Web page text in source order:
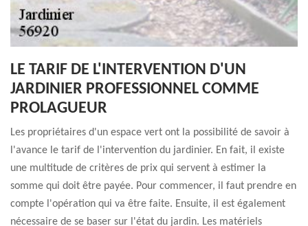
LE TARIF DE L'INTERVENTION D'UN
JARDINIER PROFESSIONNEL COMME
PROLAGUEUR
Les propriétaires d'un espace vert ont la possibilité de savoir à
l'avance le tarif de l'intervention du jardinier. En fait, il existe
une multitude de critères de prix qui servent à estimer la
somme qui doit être payée. Pour commencer, il faut prendre en
compte l'opération qui va être faite. Ensuite, il est également
nécessaire de se baser sur l'état du jardin. Les matériels